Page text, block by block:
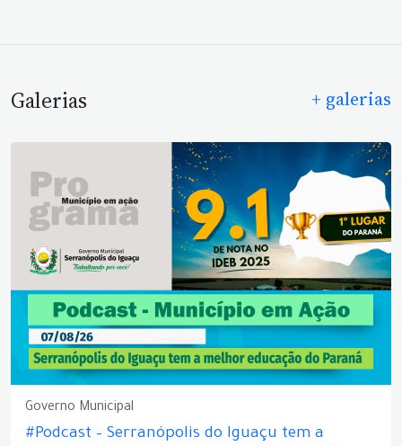
Galerias + galerias
Governo Municipal
#Podcast – Serranópolis do Iguaçu tem a